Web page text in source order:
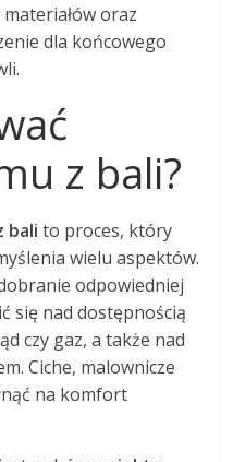
oraz
dla końcowego
z bali?
bali to proces, który
wielu aspektów.
odpowiedniej
się nad dostępnością
czy gaz, a także nad
Ciche, malownicze
na komfort